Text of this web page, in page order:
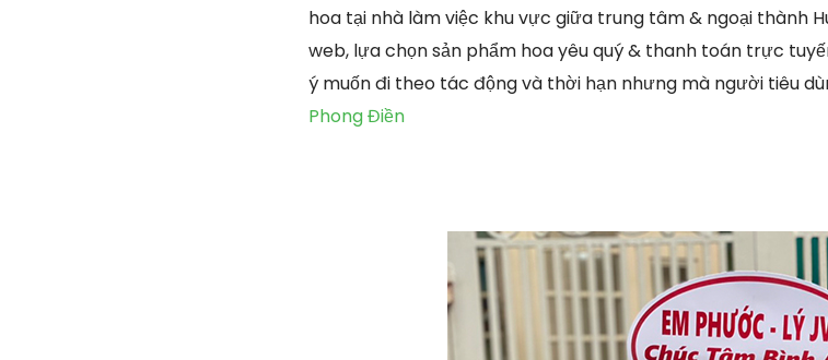
hoa tại nhà làm việc khu vực giữa trung tâm & ngoại thành
web, lựa chọn sản phẩm hoa yêu quý & thanh toán trực
ý muốn đi theo tác động và thời hạn nhưng mà người tiêu
Phong Điền